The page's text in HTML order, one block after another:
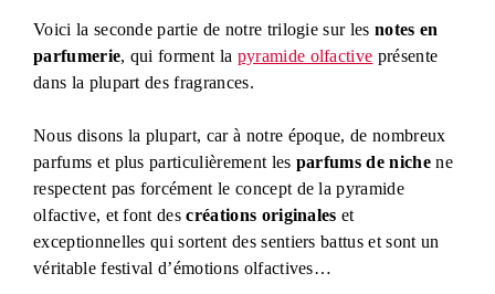
Voici la seconde partie de notre trilogie sur les notes en
parfumerie, qui forment la pyramide olfactive présente
dans la plupart des fragrances.
Nous disons la plupart, car à notre époque, de nombreux
parfums et plus particulièrement les parfums de nichene
respectent pas forcément le concept de la pyramide
olfactive, et font descréations originales et
exceptionnelles qui sortent des sentiers battus et sont un
véritable festival d’émotions olfactives…